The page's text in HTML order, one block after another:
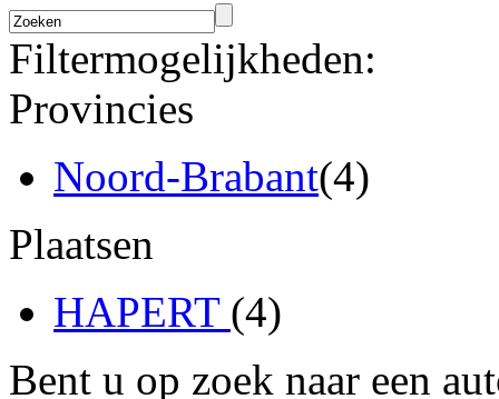
Filtermogelijkheden:
Provincies
Noord-Brabant(4)
Plaatsen
HAPERT (4)
Bent u op zoek naar een